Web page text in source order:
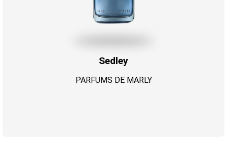
Sedley
PARFUMS DE MARLY